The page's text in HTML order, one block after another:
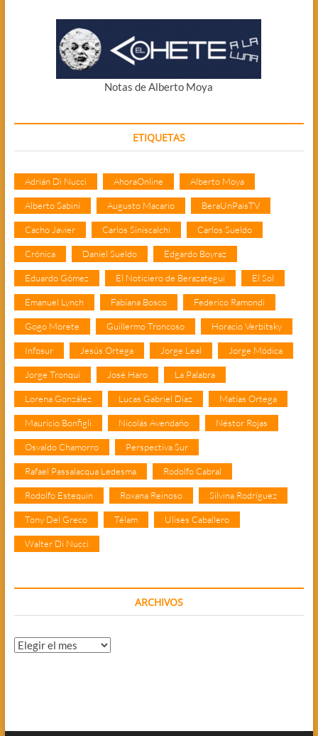
Notas de Alberto Moya
ETIQUETAS
Adrián Di Nucci AhoraOnline Alberto Moya
Alberto Sabini Augusto Macario BeraUnPaisTV
Cacho Javier Carlos Siniscalchi Carlos Sueldo
Crónica Daniel Sueldo Edgardo Boyraz
Eduardo Gómez El Noticiero de Berazategui El Sol
Emanuel Lynch Fabiana Bosco Federico Ramondi
Gogo Morete Guillermo Troncoso Horacio Verbitsky
Infosur Jesús Ortega Jorge Leal Jorge Módica
Jorge Tronqui José Haro La Palabra
Lorena González Lucas Gabriel Díaz Matías Ortega
Mauricio Bonfigli Nicolás Avendaño Néstor Rojas
Osvaldo Chamorro Perspectiva Sur
Rafael Passalacqua Ledesma Rodolfo Cabral
Rodolfo Estequin Roxana Reinoso Silvina Rodríguez
Tony Del Greco Télam Ulises Caballero
Walter Di Nucci
ARCHIVOS
Archivos